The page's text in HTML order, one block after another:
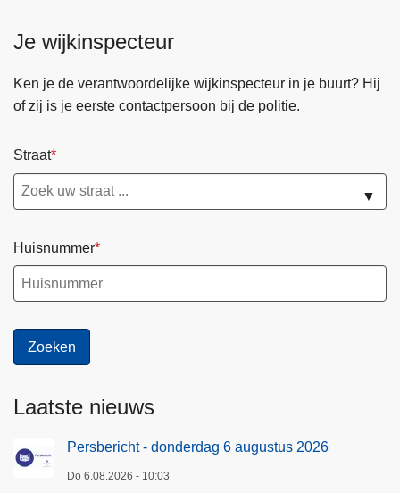
Je wijkinspecteur
Ken je de verantwoordelijke wijkinspecteur in je buurt? Hij
of zij is je eerste contactpersoon bij de politie.
Straat
▼
Huisnummer
Laatste nieuws
Persbericht - donderdag 6 augustus 2026
Do 6.08.2026 - 10:03